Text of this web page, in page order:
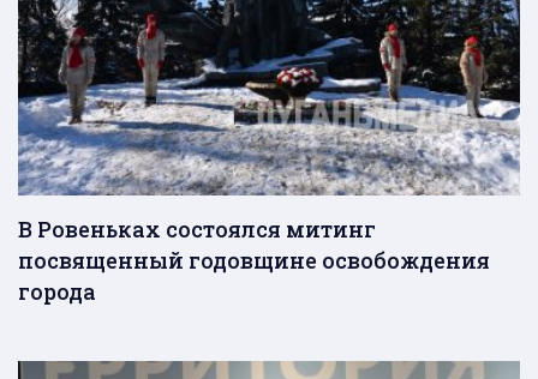
В Ровеньках состоялся митинг
посвященный годовщине освобождения
города